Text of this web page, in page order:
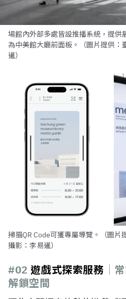
場館內外部多處皆設推播系統，提供
為中美館大廳前面板。（圖片提供：
暹）
掃描QR Code可獲專屬導覽。（圖片
攝影：李易暹）
#02遊戲式探索服務 ｜
解鎖空間